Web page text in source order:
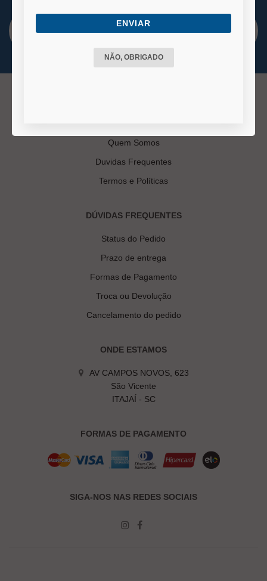
Quem Somos
Duvidas Frequentes
Termos e Políticas
DÚVIDAS FREQUENTES
Status do Pedido
Prazo de entrega
Formas de Pagamento
Troca ou Devolução
Cancelamento do pedido
ONDE ESTAMOS
AV CAMPOS NOVOS, 623
São Vicente
ITAJAÍ - SC
FORMAS DE PAGAMENTO
SIGA-NOS NAS REDES SOCIAIS
ENVIAR
NÃO, OBRIGADO